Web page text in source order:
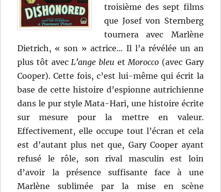
troisième des sept films
que Josef von Sternberg
tournera avec Marlène
Dietrich, « son » actrice… Il l’a révélée un an
plus tôt avecL’ange bleu etMorocco (avec Gary
Cooper). Cette fois, c’est lui-même qui écrit la
base de cette histoire d’espionne autrichienne
dans le pur style Mata-Hari, une histoire écrite
sur mesure pour la mettre en valeur.
Effectivement, elle occupe tout l’écran et cela
est d’autant plus net que, Gary Cooper ayant
refusé le rôle, son rival masculin est loin
d’avoir la présence suffisante face à une
Marlène sublimée par la mise en scène